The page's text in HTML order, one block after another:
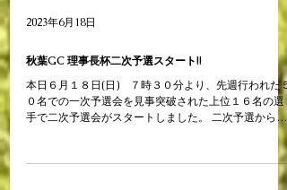
2023年6月18日
本日６月１８日(日) ７時３０分より、先週行われた５
０名での一次予選会を見事突破された上位１６名の選